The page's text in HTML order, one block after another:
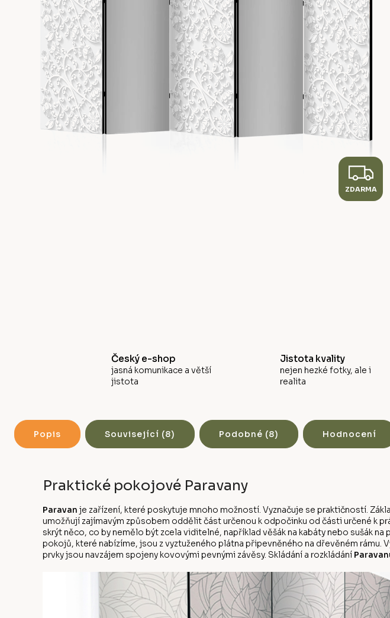
Z
D
ZDARMA
Český e-shop
jasná komunikace a větší
jistota
Jistota kvality
nejen hezké fotky, ale i
realita
Popis Související (8) Podobné (8) Hodnocení
Praktické pokojové Paravany
Paravan je zařízení, které poskytuje mnoho možností. Vyznačuje se praktičností.
umožňují zajímavým způsobem oddělit část určenou k odpočinku od části určené k
skrýt něco, co by nemělo být zcela viditelné, například věšák na kabáty nebo sušák
pokojů, které nabízíme, jsou z vyztuženého plátna připevněného na dřevěném
prvky jsou navzájem spojeny kovovými pevnými závěsy. Skládání a rozkládání